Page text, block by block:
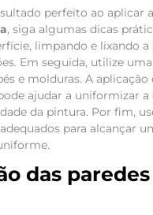
perfeito ao aplicar a
, siga algumas dicas
limpando e lixando a
Em seguida, utilize
e molduras. A aplicação
ajudar a uniformizar a
da pintura. Por fim,
para alcançar
das paredes